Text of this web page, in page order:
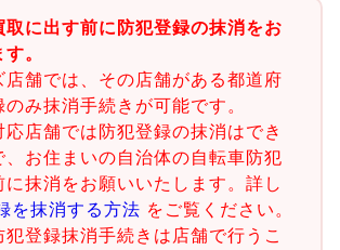
に出す前に防犯登録の抹消をお
。
舗では、その店舗がある都道府
み抹消手続きが可能です。
店舗では防犯登録の抹消はでき
、お住まいの自治体の自転車防犯
に抹消をお願いいたします。詳し
を抹消する方法 をご覧ください。
登録抹消手続きは店舗で行うこ